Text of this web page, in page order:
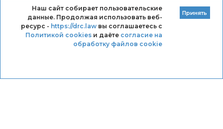
Кодекс профессиональной этики DRC
Правила оказания услуг
Наш сайт собирает пользовательские
данные. Продолжая использовать веб-
ресурс - https://drc.lawвы соглашаетесь с
Политикой cookiesи даёте согласие на
обработку файлов cookie
Принять